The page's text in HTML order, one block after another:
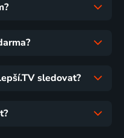
sledovat?